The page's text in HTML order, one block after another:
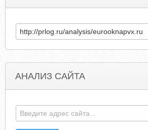
АНАЛИЗ САЙТА